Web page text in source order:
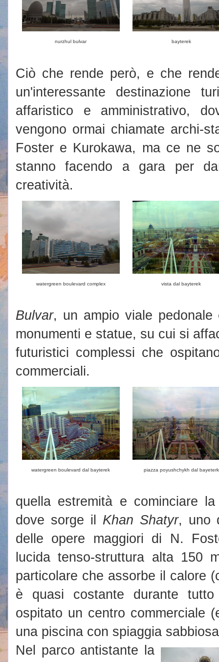
nurzhul bulvar bayterek
Ciò che rende però, e che
un'interessante destinazione
affaristico e amministrativo,
vengono ormai chiamate archi-
Foster e Kurokawa, ma ce ne
stanno facendo a gara per
creatività.
watergreen boulevard complex vista dal bayterek
Bulvar, un ampio viale
monumenti e statue, su cui si
futuristici complessi che
commerciali.
watergreen boulevard dal bayterek piazza poyushchykh dal bayeterk
quella estremità e cominciare
dove sorge il Khan Shatyr, uno
delle opere maggiori di N.
lucida tenso-struttura alta 150
particolare che assorbe il calore
è quasi costante durante
ospitato un centro commerciale
una piscina con spiaggia
Nel parco antistante la